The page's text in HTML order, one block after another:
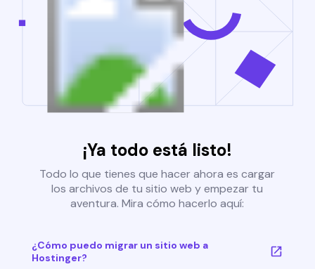
¡Ya todo está listo!
Todo lo que tienes que hacer ahora es cargar
los archivos de tu sitio web y empezar tu
aventura. Mira cómo hacerlo aquí:
¿Cómo puedo migrar un sitio web a
Hostinger?